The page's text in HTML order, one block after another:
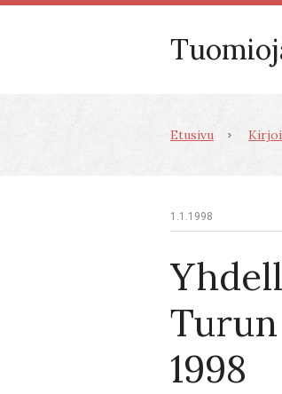
Etusivu
1.1.1998
Turun
1998